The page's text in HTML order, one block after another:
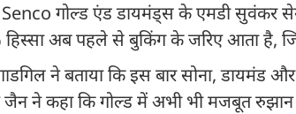
Senco गोल्ड एंड डायमंड्स के एमडी सुवंकर
अब पहले से बुकिंग के जरिए आता है,
ने बताया कि इस बार सोना, डायमंड
ने कहा कि गोल्ड में अभी भी मजबूत